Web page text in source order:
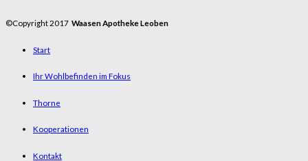
©Copyright 2017 Waasen Apotheke Leoben
Start
Ihr Wohlbefinden im Fokus
Thorne
Kooperationen
Kontakt